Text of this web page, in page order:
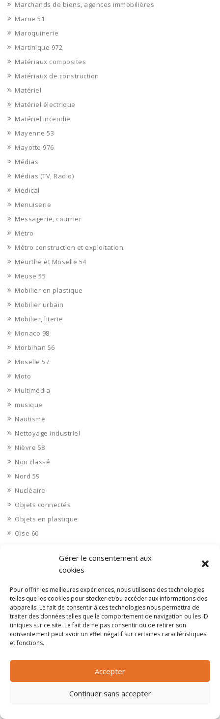
Gérer le consentement aux
cookies
Pour offrir les meilleures expériences, nous utilisons des technologies
telles que les cookies pour stocker et/ou accéder aux informations des
appareils. Le fait de consentir à ces technologies nous permettra de
traiter des données telles que le comportement de navigation ou les ID
uniques sur ce site. Le fait de ne pas consentir ou de retirer son
consentement peut avoir un effet négatif sur certaines caractéristiques
et fonctions.
Accepter
Continuer sans accepter
Marchands de biens, agences immobilières
Marne 51
Maroquinerie
Martinique 972
Matériaux composites
Matériaux de construction
Matériel
Matériel électrique
Matériel incendie
Mayenne 53
Mayotte 976
Médias
Médias (TV, Radio)
Médical
Menuiserie
Messagerie, courrier
Métro
Métro construction et exploitation
Meurthe et Moselle 54
Meuse 55
Mobilier en plastique
Mobilier urbain
Mobilier, literie
Monaco 98
Morbihan 56
Moselle 57
Moto
Multimédia
musique
Nautisme
Nettoyage industriel
Nièvre 58
Non classé
Nord 59
Nucléaire
Objets connectés
Objets en plastique
Oise 60
Opérateurs télécom
Ordinateurs
Orne 61
Ouvrages d’art
Paramédical, compléments alimentaires
Paris 75
Pas de Calais 62
Petite distribution